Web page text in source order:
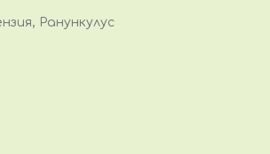
Ранункулус